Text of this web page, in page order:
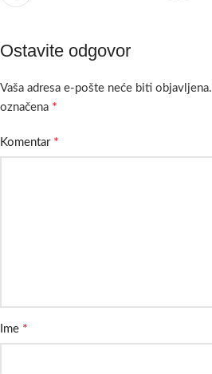
Ostavite odgovor
Vaša adresa e-pošte neće biti objavljena.
označena *
Komentar *
Ime *